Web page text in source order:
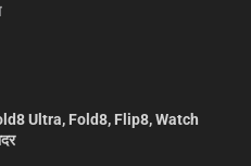
Ultra, Fold8, Flip8, Watch